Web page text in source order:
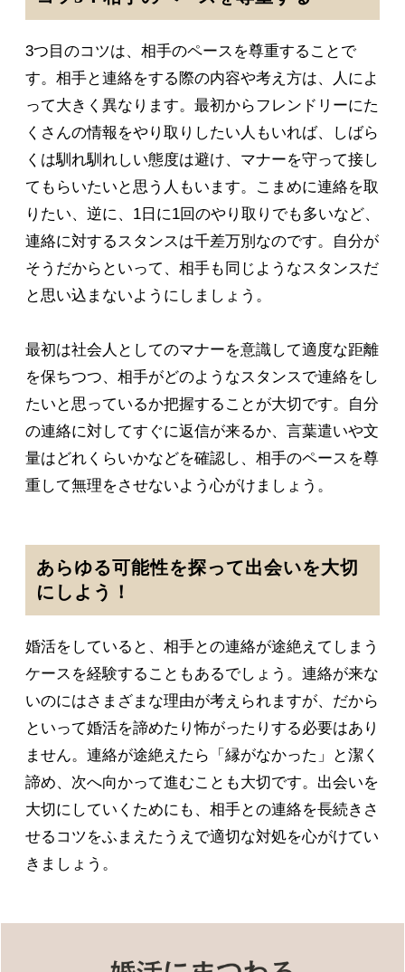
3つ目のコツは、相手のペースを尊重することで
す。相手と連絡をする際の内容や考え方は、人によ
って大きく異なります。最初からフレンドリーにた
くさんの情報をやり取りしたい人もいれば、しばら
くは馴れ馴れしい態度は避け、マナーを守って接し
てもらいたいと思う人もいます。こまめに連絡を取
りたい、逆に、1日に1回のやり取りでも多いなど、
連絡に対するスタンスは千差万別なのです。自分が
そうだからといって、相手も同じようなスタンスだ
と思い込まないようにしましょう。
最初は社会人としてのマナーを意識して適度な距離
を保ちつつ、相手がどのようなスタンスで連絡をし
たいと思っているか把握することが大切です。自分
の連絡に対してすぐに返信が来るか、言葉遣いや文
量はどれくらいかなどを確認し、相手のペースを尊
重して無理をさせないよう心がけましょう。
あらゆる可能性を探って出会いを大切
にしよう！
婚活をしていると、相手との連絡が途絶えてしまう
ケースを経験することもあるでしょう。連絡が来な
いのにはさまざまな理由が考えられますが、だから
といって婚活を諦めたり怖がったりする必要はあり
ません。連絡が途絶えたら「縁がなかった」と潔く
諦め、次へ向かって進むことも大切です。出会いを
大切にしていくためにも、相手との連絡を長続きさ
せるコツをふまえたうえで適切な対処を心がけてい
きましょう。